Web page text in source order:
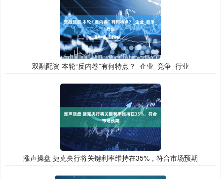
双融配资 本轮“反内卷”有何特点？_企业_竞争_行业
涨声操盘 捷克央行将关键利率维持在35%，符合市场预期